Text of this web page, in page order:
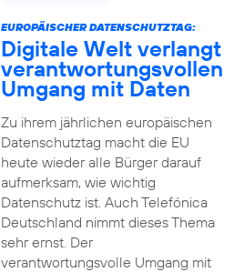
EUROPÄISCHER DATENSCHUTZTAG:
Digitale Welt verlangt
verantwortungsvollen
Umgang mit Daten
Zu ihrem jährlichen europäischen
Datenschutztag macht die EU
heute wieder alle Bürger darauf
aufmerksam, wie wichtig
Datenschutz ist. Auch Telefónica
Deutschland nimmt dieses Thema
sehr ernst. Der
verantwortungsvolle Umgang mit